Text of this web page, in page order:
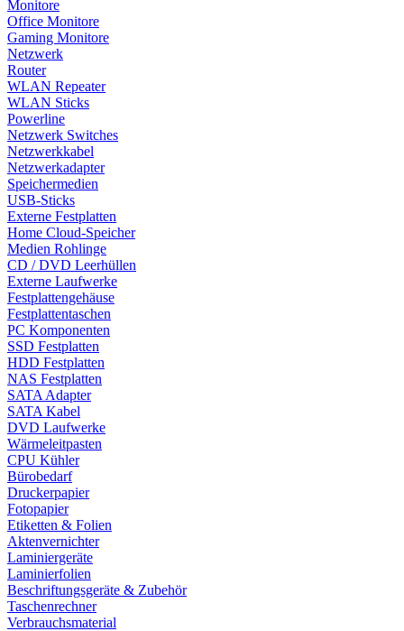
Monitore
Office Monitore
Gaming Monitore
Netzwerk
Router
WLAN Repeater
WLAN Sticks
Powerline
Netzwerk Switches
Netzwerkkabel
Netzwerkadapter
Speichermedien
USB-Sticks
Externe Festplatten
Home Cloud-Speicher
Medien Rohlinge
CD / DVD Leerhüllen
Externe Laufwerke
Festplattengehäuse
Festplattentaschen
PC Komponenten
SSD Festplatten
HDD Festplatten
NAS Festplatten
SATA Adapter
SATA Kabel
DVD Laufwerke
Wärmeleitpasten
CPU Kühler
Bürobedarf
Druckerpapier
Fotopapier
Etiketten & Folien
Aktenvernichter
Laminiergeräte
Laminierfolien
Beschriftungsgeräte & Zubehör
Taschenrechner
Verbrauchsmaterial